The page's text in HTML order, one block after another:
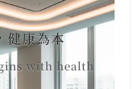
健康為本
with health